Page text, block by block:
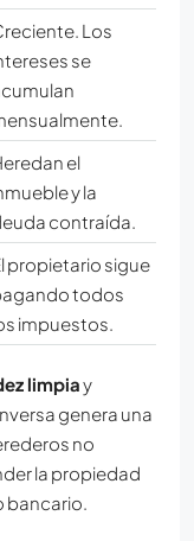
Los
se
el
y la
contraída.
propietario sigue
todos
impuestos.
limpiay
genera una
no
la propiedad
bancario.